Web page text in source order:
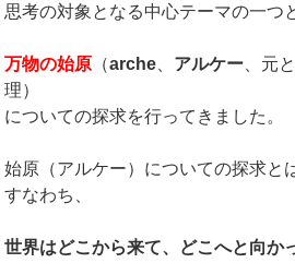
思考の対象となる中心テーマの一つ
万物の始原 （arche アルケー 、元
理）
についての探求を行ってきました。
始原（アルケー）についての探求と
すなわち、
世界はどこから来て、どこへと向か